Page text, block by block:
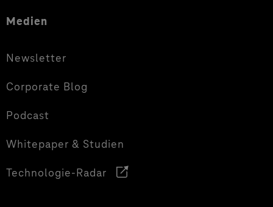
Medien
Newsletter
Corporate Blog
Podcast
Whitepaper & Studien
Technologie-Radar